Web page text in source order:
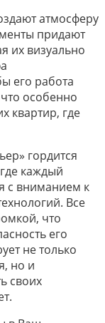
атмосферу
придают
их визуально
его работа
особенно
квартир, где
гордится
каждый
с вниманием к
Все
что
его
не только
но и
своих